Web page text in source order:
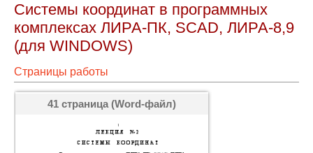
Системы координат в программных
комплексах ЛИРА-ПК, SCAD, ЛИРА-8,9
(для WINDOWS)
Страницы работы
41 страница (Word-файл)